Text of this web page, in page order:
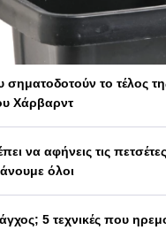
σηματοδοτούν το τέλος
Χάρβαρντ
να αφήνεις τις
όλοι
άγχος; 5 τεχνικές που